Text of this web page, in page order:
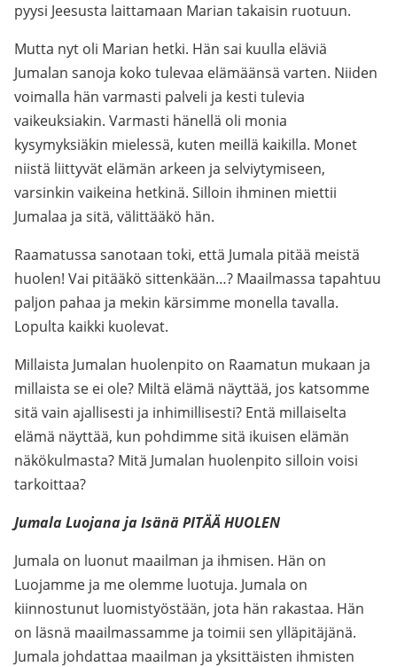
pyysi Jeesusta laittamaan Marian takaisin ruotuun.
Mutta nyt oli Marian hetki. Hän sai kuulla eläviä
Jumalan sanoja koko tulevaa elämäänsä varten. Niiden
voimalla hän varmasti palveli ja kesti tulevia
vaikeuksiakin. Varmasti hänellä oli monia
kysymyksiäkin mielessä, kuten meillä kaikilla. Monet
niistä liittyvät elämän arkeen ja selviytymiseen,
varsinkin vaikeina hetkinä. Silloin ihminen miettii
Jumalaa ja sitä, välittääkö hän.
Raamatussa sanotaan toki, että Jumala pitää meistä
huolen! Vai pitääkö sittenkään…? Maailmassa tapahtuu
paljon pahaa ja mekin kärsimme monella tavalla.
Lopulta kaikki kuolevat.
Millaista Jumalan huolenpito on Raamatun mukaan ja
millaista se ei ole? Miltä elämä näyttää, jos katsomme
sitä vain ajallisesti ja inhimillisesti? Entä millaiselta
elämä näyttää, kun pohdimme sitä ikuisen elämän
näkökulmasta? Mitä Jumalan huolenpito silloin voisi
tarkoittaa?
Jumala Luojana ja Isänä PITÄÄ HUOLEN
Jumala on luonut maailman ja ihmisen. Hän on
Luojamme ja me olemme luotuja. Jumala on
kiinnostunut luomistyöstään, jota hän rakastaa. Hän
on läsnä maailmassamme ja toimii sen ylläpitäjänä.
Jumala johdattaa maailman ja yksittäisten ihmisten